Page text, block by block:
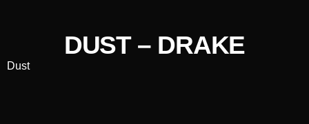
DUST – DRAKE
Dust